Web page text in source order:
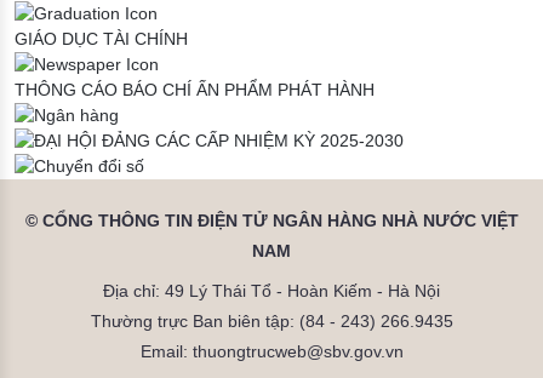
GIÁO DỤC TÀI CHÍNH
THÔNG CÁO BÁO CHÍ ẤN PHẨM PHÁT HÀNH
© CỔNG THÔNG TIN ĐIỆN TỬ NGÂN HÀNG NHÀ NƯỚC VIỆT
NAM
Địa chỉ: 49 Lý Thái Tổ - Hoàn Kiếm - Hà Nội
Thường trực Ban biên tập: (84 - 243) 266.9435
Email: thuongtrucweb@sbv.gov.vn